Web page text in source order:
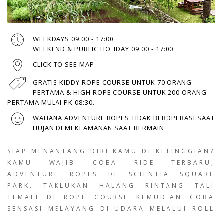
WEEKDAYS 09:00 - 17:00
WEEKEND & PUBLIC HOLIDAY 09:00 - 17:00
CLICK TO SEE MAP
GRATIS KIDDY ROPE COURSE UNTUK 70 ORANG
PERTAMA & HIGH ROPE COURSE UNTUK 200 ORANG
PERTAMA MULAI PK 08:30.
WAHANA ADVENTURE ROPES TIDAK BEROPERASI SAAT
HUJAN DEMI KEAMANAN SAAT BERMAIN
SIAP MENANTANG DIRI KAMU DI KETINGGIAN?
KAMU WAJIB COBA RIDE TERBARU,
ADVENTURE ROPES DI SCIENTIA SQUARE
PARK. TAKLUKAN HALANG RINTANG TALI
TEMALI DI ROPE COURSE KEMUDIAN COBA
SENSASI MELAYANG DI UDARA MELALUI ROLL